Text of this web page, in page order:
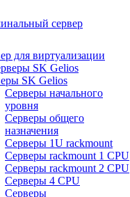
сервер
для виртуализации
SK Gelios
Серверы начального
уровня
Серверы общего
назначения
Серверы 1U rackmount
Серверы rackmount 1 CPU
Серверы rackmount 2 CPU
Серверы 4 CPU
Серверы